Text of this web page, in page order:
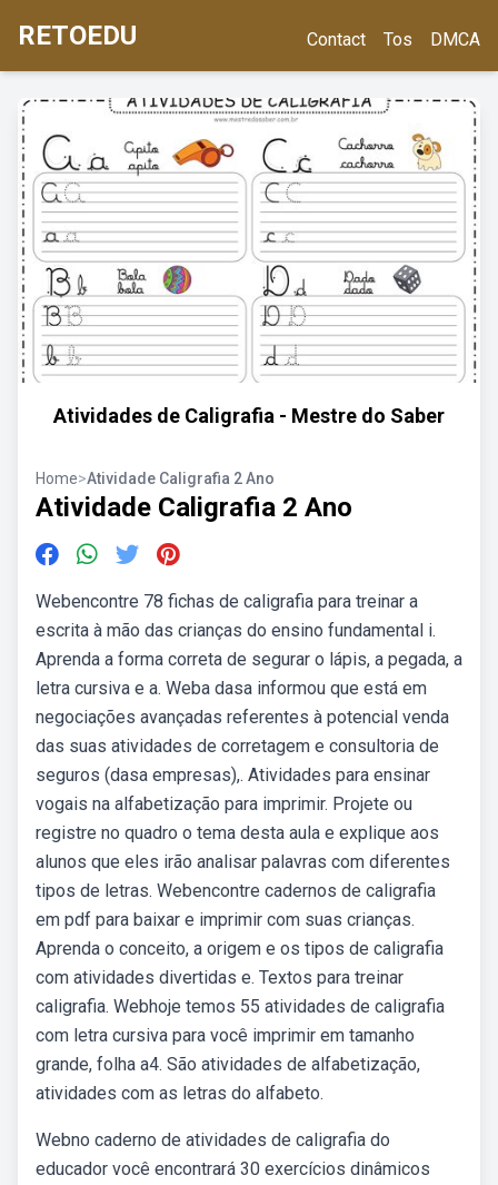
RETOEDU Contact Tos DMCA
Atividades de Caligrafia - Mestre do Saber
Home>Atividade Caligrafia 2 Ano
Atividade Caligrafia 2 Ano
Webencontre 78 fichas de caligrafia para treinar a
escrita à mão das crianças do ensino fundamental i.
Aprenda a forma correta de segurar o lápis, a pegada, a
letra cursiva e a. Weba dasa informou que está em
negociações avançadas referentes à potencial venda
das suas atividades de corretagem e consultoria de
seguros (dasa empresas),. Atividades para ensinar
vogais na alfabetização para imprimir. Projete ou
registre no quadro o tema desta aula e explique aos
alunos que eles irão analisar palavras com diferentes
tipos de letras. Webencontre cadernos de caligrafia
em pdf para baixar e imprimir com suas crianças.
Aprenda o conceito, a origem e os tipos de caligrafia
com atividades divertidas e. Textos para treinar
caligrafia. Webhoje temos 55 atividades de caligrafia
com letra cursiva para você imprimir em tamanho
grande, folha a4. São atividades de alfabetização,
atividades com as letras do alfabeto.
Webno caderno de atividades de caligrafia do
educador você encontrará 30 exercícios dinâmicos